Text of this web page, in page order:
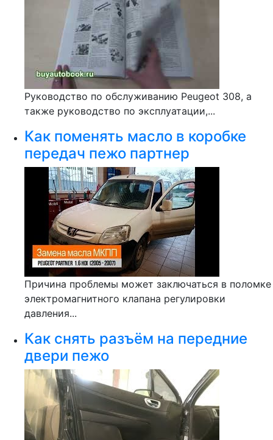
Руководство по обслуживанию Peugeot 308, а
также руководство по эксплуатации,...
Как поменять масло в коробке
передач пежо партнер
Причина проблемы может заключаться в поломке
электромагнитного клапана регулировки
давления...
Как снять разъём на передние
двери пежо